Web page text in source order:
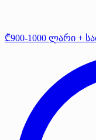
₾900-1000 ლარი +